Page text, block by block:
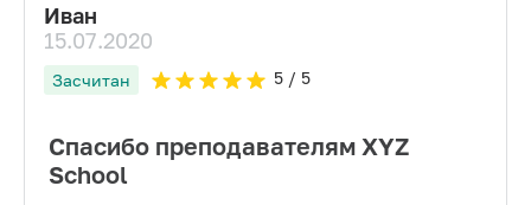
Иван
15.07.2020
Засчитан 5/ 5
Спасибо преподавателям XYZ
School